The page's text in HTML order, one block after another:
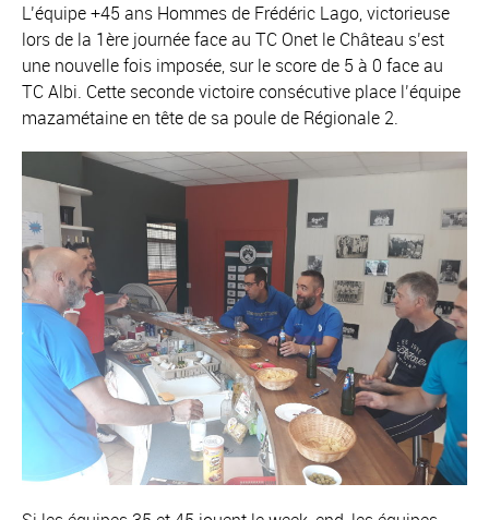
L’équipe +45 ans Hommes de Frédéric Lago, victorieuse
lors de la 1ère journée face au TC Onet le Château s’est
une nouvelle fois imposée, sur le score de 5 à 0 face au
TC Albi. Cette seconde victoire consécutive place l’équipe
mazamétaine en tête de sa poule de Régionale 2.